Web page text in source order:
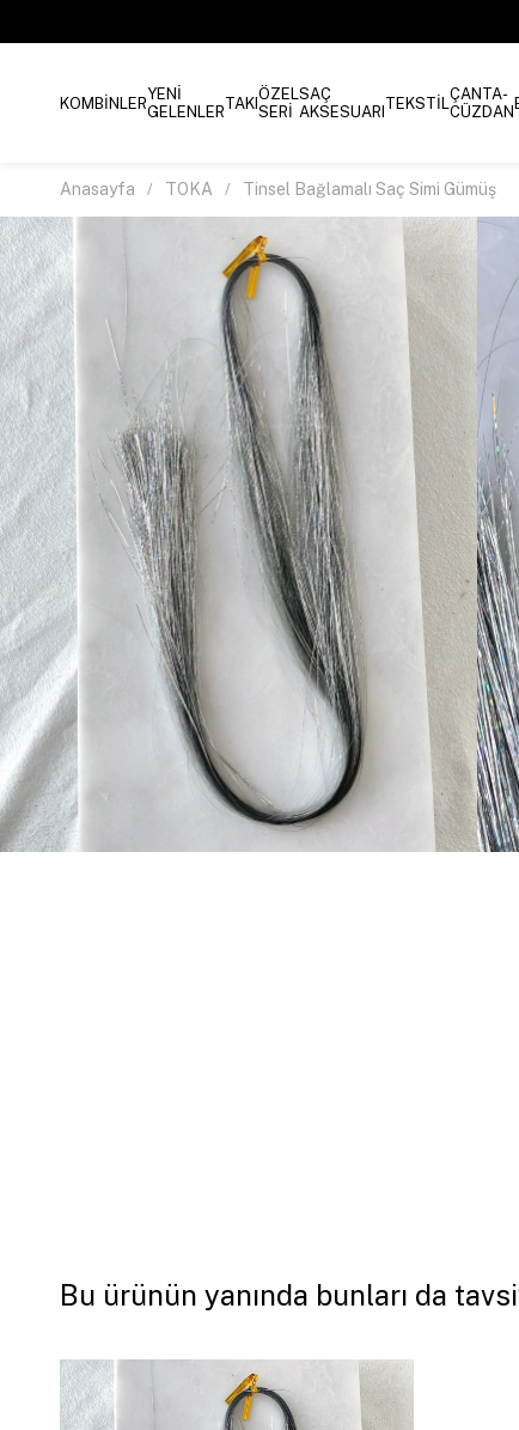
KOMBİNLERYENİ
GELENLERTAKIÖZEL
SERİ
SAÇ
AKSESUARI TEKSTİLÇANTA-
CÜZDAN
Anasayfa TOKA Tinsel Bağlamalı Saç Simi Gümüş
Bu ürünün yanında bunları da